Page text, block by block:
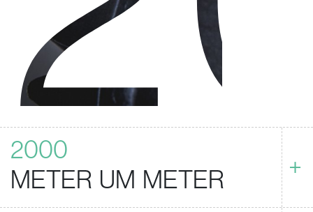
2000
METER UM METER
+